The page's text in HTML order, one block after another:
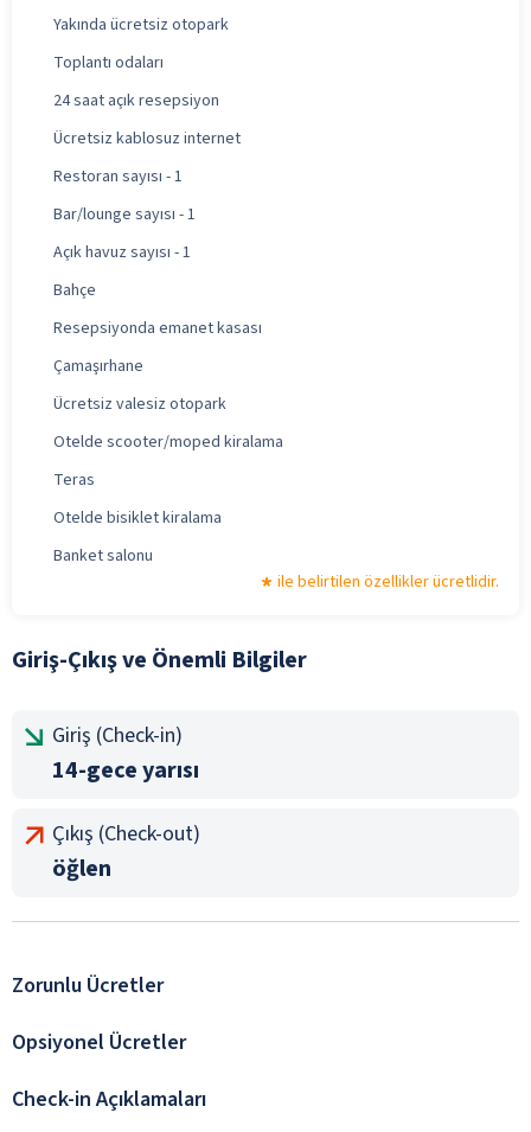
Yakında ücretsiz otopark
Toplantı odaları
24 saat açık resepsiyon
Ücretsiz kablosuz internet
Restoran sayısı - 1
Bar/lounge sayısı - 1
Açık havuz sayısı - 1
Bahçe
Resepsiyonda emanet kasası
Çamaşırhane
Ücretsiz valesiz otopark
Otelde scooter/moped kiralama
Teras
Otelde bisiklet kiralama
Banket salonu
ile belirtilen özellikler ücretlidir.
Giriş-Çıkış ve Önemli Bilgiler
Giriş (Check-in)
14-gece yarısı
Çıkış (Check-out)
öğlen
Zorunlu Ücretler
Opsiyonel Ücretler
Check-in Açıklamaları